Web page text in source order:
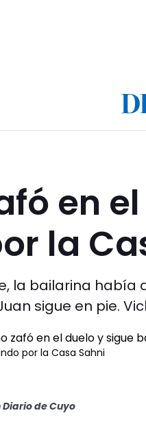
en
la
la bailarina
sigue en pie.
por la Casa Sahni
de Cuyo